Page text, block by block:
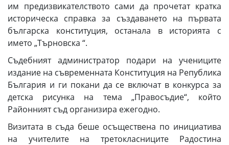
им предизвикателството сами да прочетат кратка
историческа справка за създаването на първата
българска конституция, останала в историята с
името „Търновска “.
Съдебният администратор подари на учениците
издание на съвременната Конституция на Република
България и ги покани да се включат в конкурса за
детска рисунка на тема „Правосъдие“, който
Районният съд организира ежегодно.
Визитата в съда беше осъществена по инициатива
на учителите на третокласниците Радостина